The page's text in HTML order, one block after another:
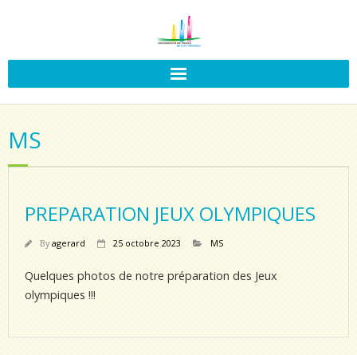
MS
PREPARATION JEUX OLYMPIQUES
Byagerard 25 octobre 2023 MS
Quelques photos de notre préparation des Jeux
olympiques !!!